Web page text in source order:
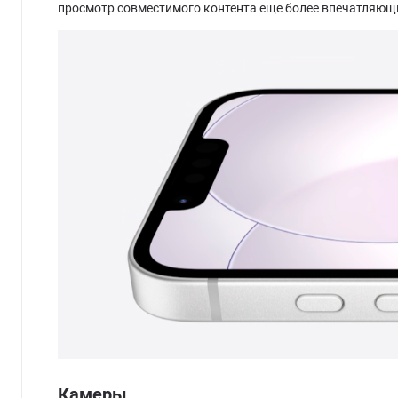
просмотр совместимого контента еще более